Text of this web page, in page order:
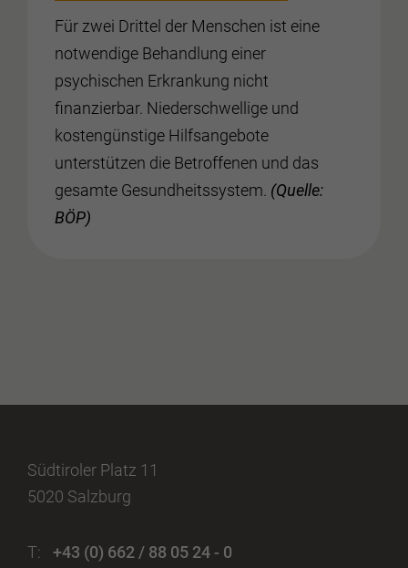
Für zwei Drittel der Menschen ist eine
notwendige Behandlung einer
psychischen Erkrankung nicht
finanzierbar. Niederschwellige und
kostengünstige Hilfsangebote
unterstützen die Betroffenen und das
gesamte Gesundheitssystem. (Quelle:
BÖP)
Südtiroler Platz 11
5020 Salzburg
T:
+43 (0) 662 / 88 05 24 - 0